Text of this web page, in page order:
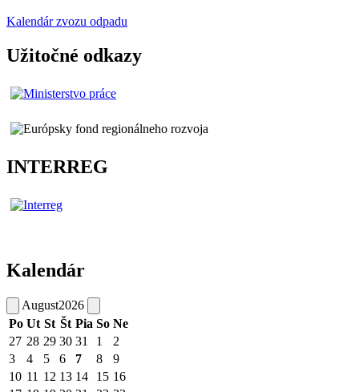
Kalendár zvozu odpadu
Užitočné odkazy
INTERREG
Kalendár
August2026
Po Ut St Št Pia So Ne
27 28 29 30 31 1
2
3
4 5 6 7 8
9
10 11 12 13 14 15 16